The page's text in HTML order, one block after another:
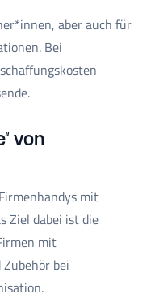
aber auch für
Bei
von
mit
Ziel dabei ist die
mit
bei